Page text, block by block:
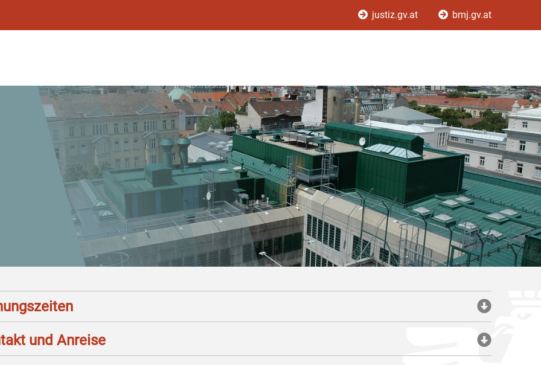
justiz.gv.at bmj.gv.at
und Anreise